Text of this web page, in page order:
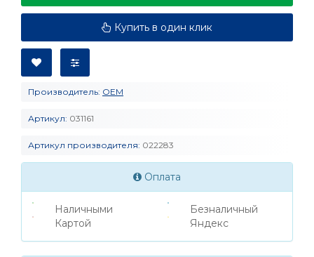
Купить в один клик
Производитель: OEM
Артикул: 031161
Артикул производителя: 022283
Оплата
Наличными
Картой
Безналичный
Яндекс